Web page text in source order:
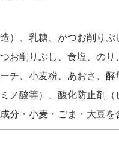
）、乳糖、かつお削りぶ
お削りぶし、食塩、のり
チ、小麦粉、あおさ、酵
ノ酸等）、酸化防止剤（
分・小麦・ごま・大豆を